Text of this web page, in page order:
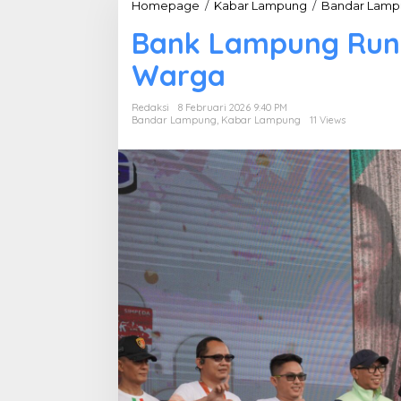
Homepage / Kabar Lampung / Bandar
Bank Lampung
Warga
Redaksi
8 Februari 2026 9:40 PM
Bandar Lampung Kabar Lampung 11 Views